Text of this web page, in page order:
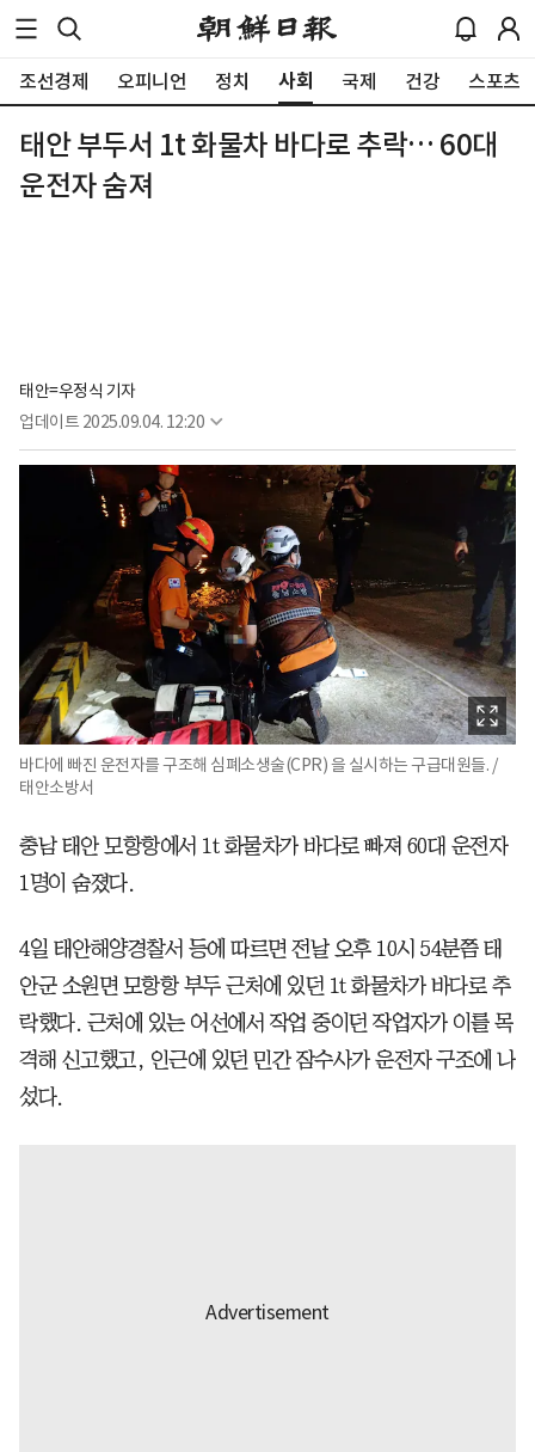
조선경제 오피니언 정치 사회 국제 건강 스포츠
태안 부두서 1t 화물차 바다로 추락… 60대
운전자 숨져
태안=우정식 기자
업데이트 2025.09.04. 12:20
바다에 빠진 운전자를 구조해 심폐소생술(CPR) 을 실시하는 구급대원들. /
태안소방서
충남 태안 모항항에서 1t 화물차가 바다로 빠져 60대 운전자
1명이 숨졌다.
4일 태안해양경찰서 등에 따르면 전날 오후 10시 54분쯤 태
안군 소원면 모항항 부두 근처에 있던 1t 화물차가 바다로 추
락했다. 근처에 있는 어선에서 작업 중이던 작업자가 이를 목
격해 신고했고, 인근에 있던 민간 잠수사가 운전자 구조에 나
섰다.